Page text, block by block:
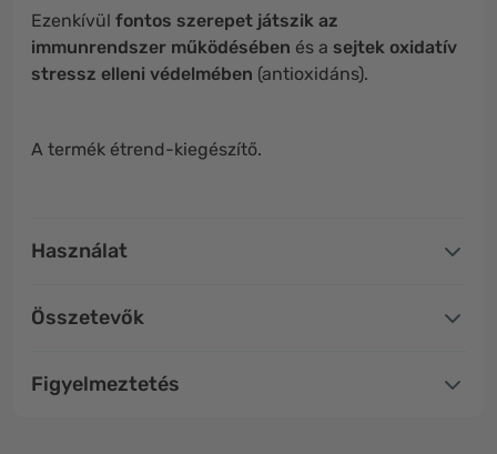
Ezenkívül fontos szerepet játszik az
immunrendszer működésében és a sejtek oxidatív
stressz elleni védelmében (antioxidáns).
A termék étrend-kiegészítő.
Használat
Összetevők
Figyelmeztetés